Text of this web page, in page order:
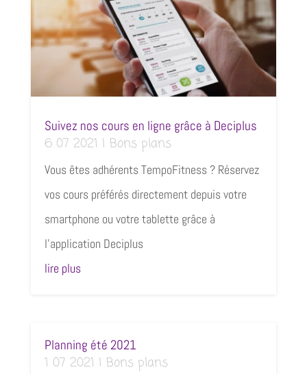
Suivez nos cours en ligne grâce à Deciplus
6 07 2021 | Bons plans
Vous êtes adhérents TempoFitness ? Réservez
vos cours préférés directement depuis votre
smartphone ou votre tablette grâce à
l’application Deciplus
lire plus
Planning été 2021
1 07 2021 | Bons plans